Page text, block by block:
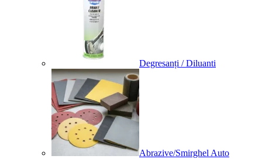
Degresanți / Diluanti
Abrazive/Smirghel Auto